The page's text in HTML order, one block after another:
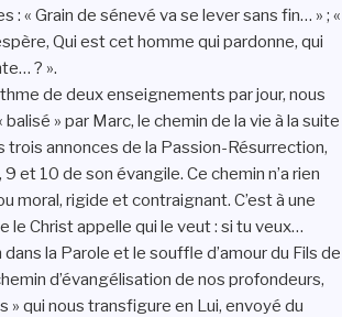
: « Grain de sénevé va se lever sans fin… » ; «
Qui est cet homme qui pardonne, qui
? ».
de deux enseignements par jour, nous
» par Marc, le chemin de la vie à la suite
trois annonces de la Passion-Résurrection,
et 10 de son évangile. Ce chemin n’a rien
moral, rigide et contraignant. C’est à une
le Christ appelle qui le veut : si tu veux…
dans la Parole et le souffle d’amour du Fils de
d’évangélisation de nos profondeurs,
» qui nous transfigure en Lui, envoyé du